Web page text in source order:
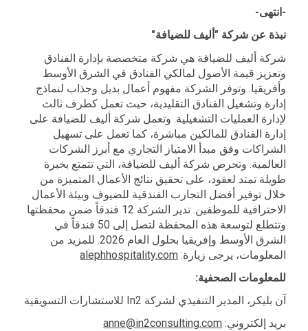
-انتهى-
نبذة عن شركة "أليف للضيافة"
شركة أليف للضيافة هي شركة متخصصة بإدارة الفنادق
وتعزيز قيمة الأصول لمالكي الفنادق في الشرق الأوسط
وأفريقيا. وتوفر الشركة مفهوم أعمال بديل وجذاب لنماذج
إدارة وتشغيل الفنادق التقليدية، حيث تعمل كطرف ثالث
لإدارة العمليات التشغيلية. وتعمل شركة أليف للضيافة على
إدارة الفنادق للمالكين مباشرة، كما تعمل على تسهيل
الشراكات وفق مبدأ الامتياز التجاري مع أبرز الشركات
العالمية. وتحرص شركة أليف للضيافة، التي تتمتع بخبرة
طويلة تمتد لعقود، على تحقيق نتائج الأعمال المتميزة من
خلال توفير أفضل التجارب الفندقية للضيوف وبيئة الأعمال
الاحترافية للموظفين. تدير الشركة 12 فندقاً ضمن محفظتها
وتتطلع لتوسعة هذه المحفظة لتصل إلى 50 فندقاً في
الشرق الأوسط وإفريقيا بحلول العام 2026. للمزيد من
المعلومات، يرجى زيارة: alephhospitality.com
للمعلومات الصحفية:
آن بليكر، المدير التنفيذي لشركة In2 للاستشارات التسويقية
بريد إلكتروني: anne@in2consulting.com